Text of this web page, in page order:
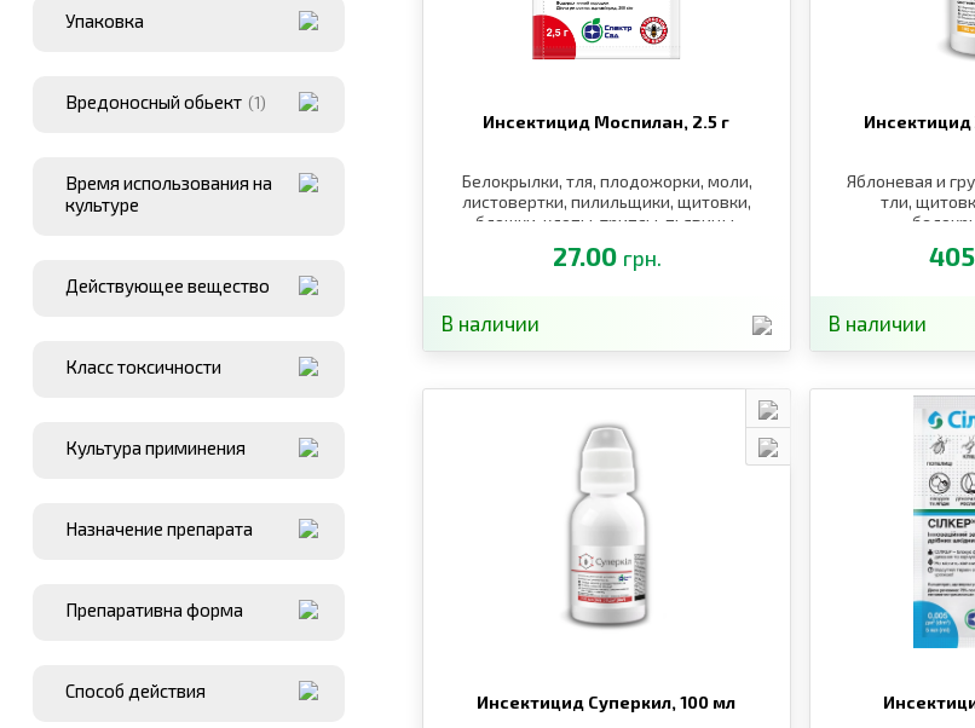
Упаковка
Вредоносный обьект (1)
Время использования на
культуре
Действующее вещество
Класс токсичности
Культура приминения
Назначение препарата
Препаративна форма
Способ действия
Инсектицид Моспилан, 2.5 г
Белокрылки, тля, плодожорки, моли,
листовертки, пилильщики, щитовки,
блошки, клопы, трипсы, пьявицы,
27.00 грн.
В наличии
Инсектицид
Яблоневая и
тли,
В наличии
Инсектицид Суперкил,100 мл